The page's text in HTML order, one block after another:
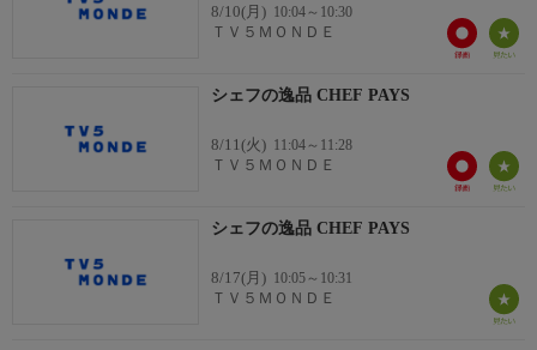
8/10(月) 10:04～10:30
ＴＶ５ＭＯＮＤＥ
シェフの逸品 CHEF PAYS
8/11(火) 11:04～11:28
ＴＶ５ＭＯＮＤＥ
シェフの逸品 CHEF PAYS
8/17(月) 10:05～10:31
ＴＶ５ＭＯＮＤＥ